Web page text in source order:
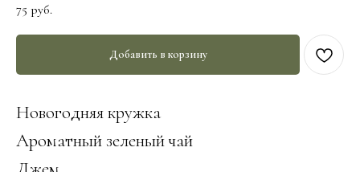
75 руб.
Добавить в корзину
Новогодняя кружка
Ароматный зеленый чай